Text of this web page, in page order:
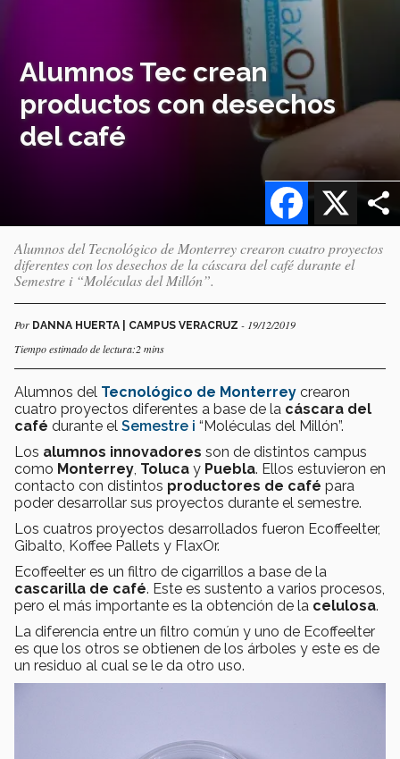
Alumnos Tec crean
productos con desechos
del café
X
Facebook
Alumnos del Tecnológico de Monterrey crearon cuatro proyectos
diferentes con los desechos de la cáscara del café durante el
Semestre i “Moléculas del Millón”.
Por DANNA HUERTA | CAMPUS VERACRUZ - 19/12/2019
Tiempo estimado de lectura:2 mins
Alumnos del Tecnológico de Monterrey crearon
cuatro proyectos diferentes a base de la cáscara del
café durante el Semestre i “Moléculas del Millón”.
Los alumnos innovadores son de distintos campus
como Monterrey Toluca y Puebla. Ellos estuvieron en
contacto con distintos productores de café para
poder desarrollar sus proyectos durante el semestre.
Los cuatros proyectos desarrollados fueron Ecoffeelter,
Gibalto, Koffee Pallets y FlaxOr.
Ecoffeelter es un filtro de cigarrillos a base de la
cascarilla de café. Este es sustento a varios procesos,
pero el más importante es la obtención de la celulosa.
La diferencia entre un filtro común y uno de Ecoffeelter
es que los otros se obtienen de los árboles y este es de
un residuo al cual se le da otro uso.